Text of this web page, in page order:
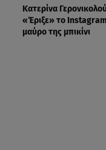
Κατερίνα
«Έριξε» το
μαύρο της μπικίνι